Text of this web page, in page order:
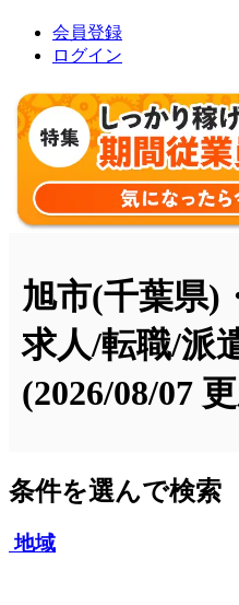
会員登録
ログイン
旭市(千葉県)
求人/転職/派
(2026/08/07
条件を選んで検索
地域